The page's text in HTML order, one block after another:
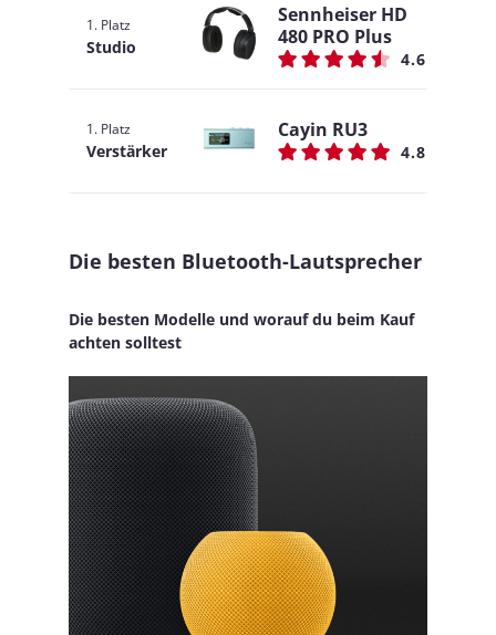
1. Platz
Studio
Sennheiser HD
480 PRO Plus
4.6
1. Platz
Verstärker
Cayin RU3
4.8
Die besten Bluetooth-Lautsprecher
Die besten Modelle und worauf du beim Kauf
achten solltest